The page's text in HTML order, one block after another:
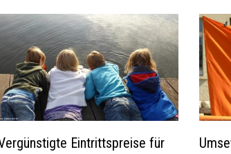
Eintrittspreise für